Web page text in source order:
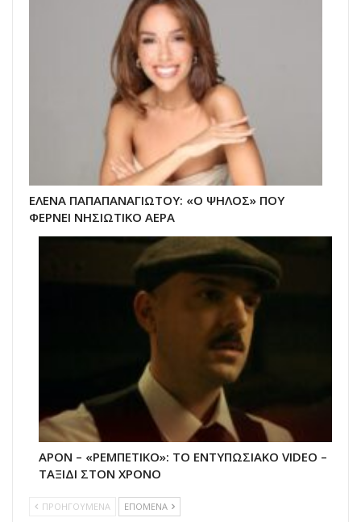
ΕΛΕΝΑ ΠΑΠΑΠΑΝΑΓΙΩΤΟΥ: «Ο ΨΗΛΟΣ» ΠΟΥ
ΦΕΡΝΕΙ ΝΗΣΙΩΤΙΚΟ ΑΕΡΑ
APON – «ΡΕΜΠΕΤΙΚΟ»: ΤΟ ΕΝΤΥΠΩΣΙΑΚΟ VIDEO –
ΤΑΞΙΔΙ ΣΤΟΝ ΧΡΟΝΟ
ΠΡΟΗΓΟΥΜΕΝΑ ΕΠΟΜΕΝΑ